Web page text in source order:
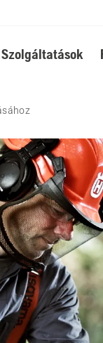
Szolgáltatások